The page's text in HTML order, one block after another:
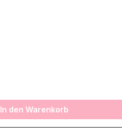
In den Warenkorb